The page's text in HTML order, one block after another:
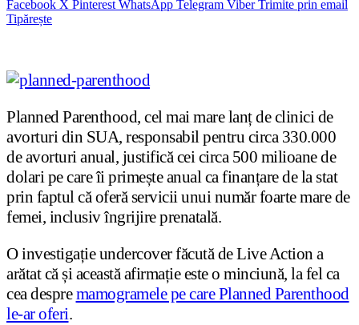
Facebook X Pinterest WhatsApp Telegram Viber Trimite prin email
Tipărește
Planned Parenthood, cel mai mare lanț de clinici de
avorturi din SUA, responsabil pentru circa 330.000
de avorturi anual, justifică cei circa 500 milioane de
dolari pe care îi primește anual ca finanțare de la stat
prin faptul că oferă servicii unui număr foarte mare de
femei, inclusiv îngrijire prenatală.
O investigație undercover făcută de Live Action a
arătat că și această afirmație este o minciună, la fel ca
cea despremamogramele pe care Planned Parenthood
le-ar oferi.